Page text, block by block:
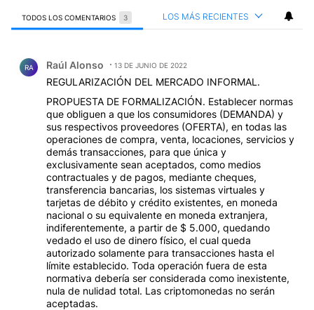
TODOS LOS COMENTARIOS 3 LOS MÁS RECIENTES
RA Raúl Alonso 13 DE JUNIO DE 2022
REGULARIZACIÓN DEL MERCADO INFORMAL.
PROPUESTA DE FORMALIZACIÓN. Establecer normas
que obliguen a que los consumidores (DEMANDA) y
sus respectivos proveedores (OFERTA), en todas las
operaciones de compra, venta, locaciones, servicios y
demás transacciones, para que única y
exclusivamente sean aceptados, como medios
contractuales y de pagos, mediante cheques,
transferencia bancarias, los sistemas virtuales y
tarjetas de débito y crédito existentes, en moneda
nacional o su equivalente en moneda extranjera,
indiferentemente, a partir de $ 5.000, quedando
vedado el uso de dinero físico, el cual queda
autorizado solamente para transacciones hasta el
límite establecido. Toda operación fuera de esta
normativa debería ser considerada como inexistente,
nula de nulidad total. Las criptomonedas no serán
aceptadas.